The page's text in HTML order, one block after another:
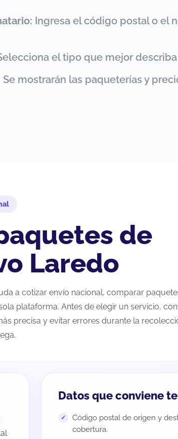
Ingresa el código postal o el
el tipo que mejor
Se mostrarán las paqueterías y
de
Laredo
a cotizar envío nacional, comparar
plataforma. Antes de elegir un servicio,
precisa y evitar errores durante la
Datos que conviene
Código postal de origen y
cobertura.